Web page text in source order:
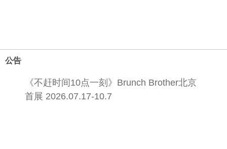
公告
《不赶时间10点一刻》Brunch Brother北京
首展 2026.07.17-10.7